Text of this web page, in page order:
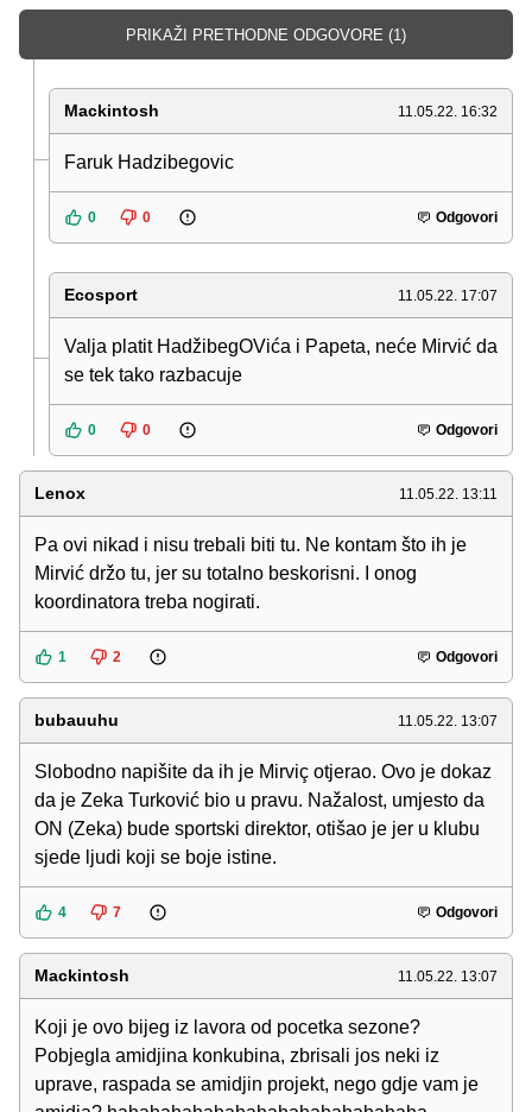
PRIKAŽI PRETHODNE ODGOVORE (1)
Mackintosh 11.05.22. 16:32
Faruk Hadzibegovic
0 0 Odgovori
Ecosport 11.05.22. 17:07
Valja platit HadžibegOVića i Papeta, neće Mirvić da
se tek tako razbacuje
0 0 Odgovori
Lenox 11.05.22. 13:11
Pa ovi nikad i nisu trebali biti tu. Ne kontam što ih je
Mirvić držo tu, jer su totalno beskorisni. I onog
koordinatora treba nogirati.
1 2 Odgovori
bubauuhu 11.05.22. 13:07
Slobodno napišite da ih je Mirviç otjerao. Ovo je dokaz
da je Zeka Turković bio u pravu. Nažalost, umjesto da
ON (Zeka) bude sportski direktor, otišao je jer u klubu
sjede ljudi koji se boje istine.
4 7 Odgovori
Mackintosh 11.05.22. 13:07
Koji je ovo bijeg iz lavora od pocetka sezone?
Pobjegla amidjina konkubina, zbrisali jos neki iz
uprave, raspada se amidjin projekt, nego gdje vam je